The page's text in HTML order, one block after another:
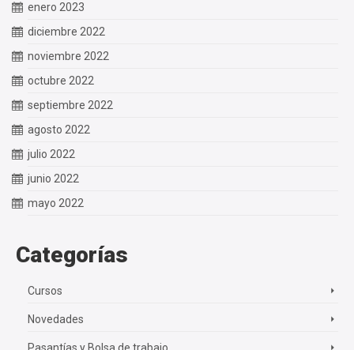
enero 2023
diciembre 2022
noviembre 2022
octubre 2022
septiembre 2022
agosto 2022
julio 2022
junio 2022
mayo 2022
Categorías
Cursos
Novedades